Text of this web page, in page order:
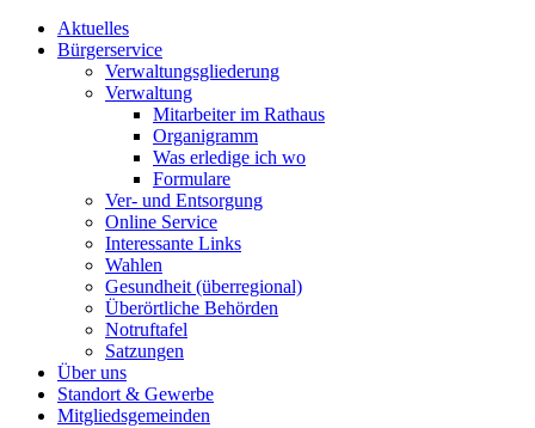
Aktuelles
Bürgerservice
Verwaltungsgliederung
Verwaltung
Mitarbeiter im Rathaus
Organigramm
Was erledige ich wo
Formulare
Ver- und Entsorgung
Online Service
Interessante Links
Wahlen
Gesundheit (überregional)
Überörtliche Behörden
Notruftafel
Satzungen
Über uns
Standort & Gewerbe
Mitgliedsgemeinden